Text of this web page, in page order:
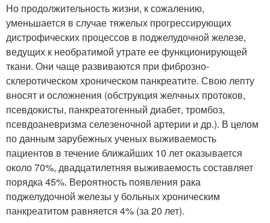
Но продолжительность жизни, к сожалению,
уменьшается в случае тяжелых прогрессирующих
дистрофических процессов в поджелудочной железе,
ведущих к необратимой утрате ее функционирующей
ткани. Они чаще развиваются при фиброзно-
склеротическом хроническом панкреатите. Свою лепту
вносят и осложнения (обструкция желчных протоков,
псевдокисты, панкреатогенный диабет, тромбоз,
псевдоаневризма селезеночной артерии и др.). В целом
по данным зарубежных ученых выживаемость
пациентов в течение ближайших 10 лет оказывается
около 70%, двадцатилетняя выживаемость составляет
порядка 45%. Вероятность появления рака
поджелудочной железы у больных хроническим
панкреатитом равняется 4% (за 20 лет).